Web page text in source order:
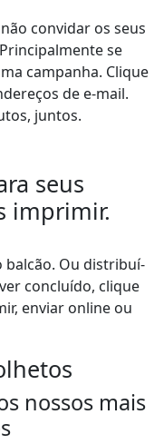
convidar os seus
se
campanha. Clique
de e-mail.
juntos.
seus
imprimir.
balcão. Ou distribuí-
concluído, clique
enviar online ou
nossos mais